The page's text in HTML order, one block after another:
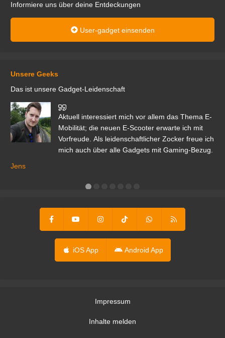
Informiere uns über deine Entdeckungen
User-gadget einsenden
Unsere Geeks
Das ist unsere Gadget-Leidenschaft
Aktuell interessiert mich vor allem das Thema E-
Mobilität; die neuen E-Scooter erwarte ich mit
Vorfreude. Als leidenschaftlicher Zocker freue ich
mich auch über alle Gadgets mit Gaming-Bezug.
Jens
iOS App Android App
Impressum
Inhalte melden